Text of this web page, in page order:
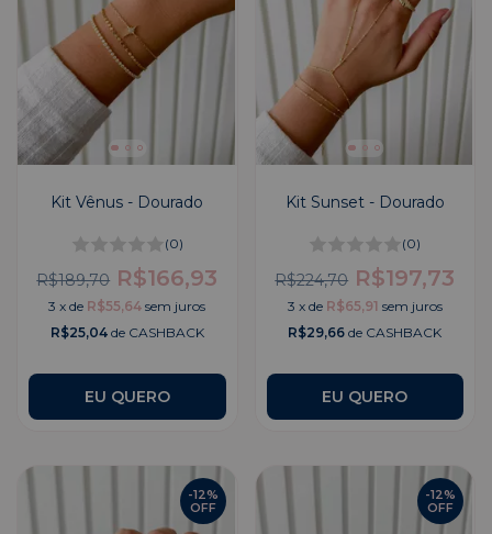
Kit Vênus - Dourado
(0)
R$189,70 R$166,93
3 xde R$55,64 sem juros
R$25,04de CASHBACK
Kit Sunset - Dourado
(0)
R$224,70 R$197,73
3 x de R$65,91 sem juros
R$29,66 de CASHBACK
-12%
OFF
-12%
OFF